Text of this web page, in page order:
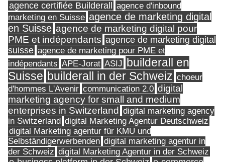
agence certifiée Builderall
agence d'inbound
marketing en Suisse agence de marketing digital
en Suisse agence de marketing digital pour
PME et indépendants agence de marketing digital
suisse agence de marketing pour PME et
indépendants APE-Jorat ASIJ builderall en
Suisse builderall in der Schweiz choeur
d'hommes L'Avenir communication 2.0 digital
marketing agency for small and medium
enterprises in Switzerland digital marketing agency
in Switzerland digital Marketing Agentur Deutschweiz
digital Marketing agentur für KMU und
Selbständigerwerbenden digital marketing agentur in
der Schweiz digital Marketing Agentur in der Schweiz